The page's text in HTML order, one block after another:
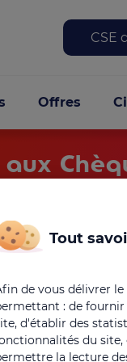
Top
CSE
Offres
aux
Tout
de vous délivrer
: de
d'établir des
du site,
la lecture